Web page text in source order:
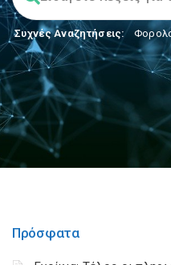
Συχνές Αναζητήσεις:
Πρόσφατα